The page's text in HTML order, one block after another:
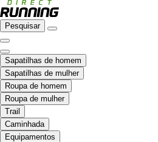
Pesquisar
Sapatilhas de homem
Sapatilhas de mulher
Roupa de homem
Roupa de mulher
Trail
Caminhada
Equipamentos